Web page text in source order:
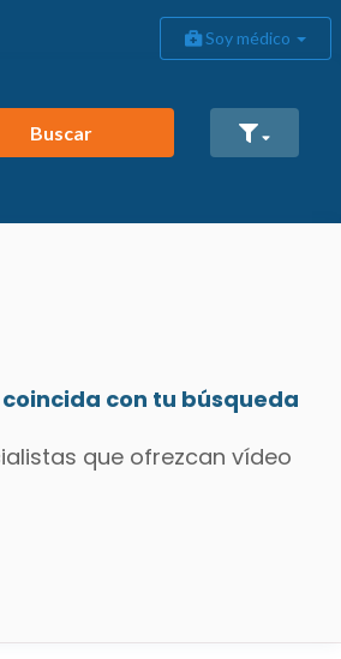
Soy médico
Buscar
con tu búsqueda
que ofrezcan vídeo